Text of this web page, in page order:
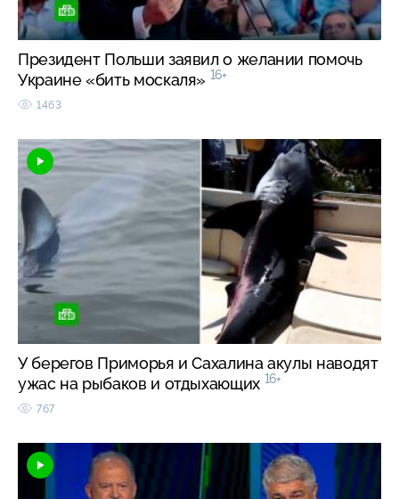
Президент Польши заявил о желании помочь
Украине «бить москаля» 16+
1463
У берегов Приморья и Сахалина акулы наводят
ужас на рыбаков и отдыхающих 16+
767